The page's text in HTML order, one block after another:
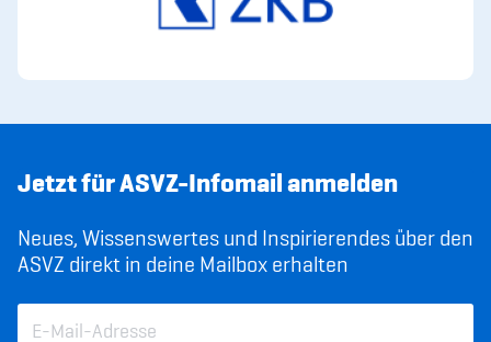
Jetzt für ASVZ-Infomail anmelden
Neues, Wissenswertes und Inspirierendes über den
ASVZ direkt in deine Mailbox erhalten